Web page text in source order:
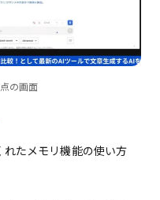
の画面
たメモリ機能の使い方